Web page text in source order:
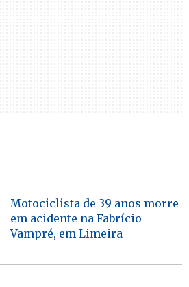
Motociclista de 39 anos morre
em acidente na Fabrício
Vampré, em Limeira